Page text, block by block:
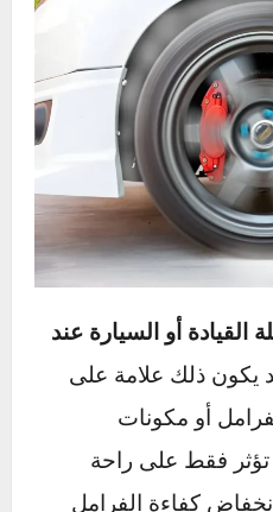
وفقًا لمواصفات
الضروري.
البطانات أو تنظيف
في مكابس الفرامل
الفحص في مركز
قد يؤدي إلى
مخاطر الحوادث،
فورًا للحفاظ على